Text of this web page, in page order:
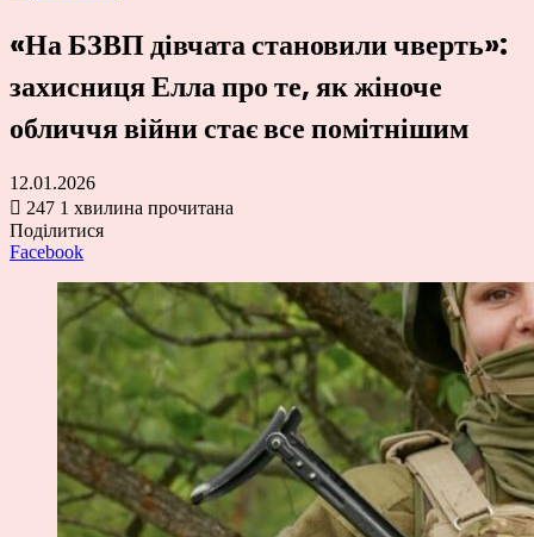
«На БЗВП дівчата становили чверть»:
захисниця Елла про те, як жіноче
обличчя війни стає все помітнішим
12.01.2026
247 1 хвилина прочитана
Поділитися
Facebook